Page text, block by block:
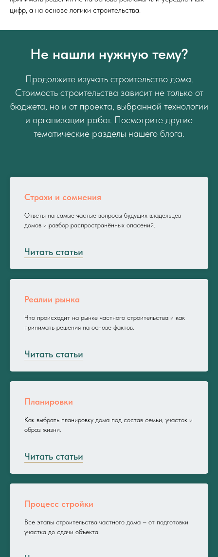
цифр, а на основе логики строительства.
Не нашли нужную тему?
Продолжите изучать строительство дома.
Стоимость строительства зависит не только от
бюджета, но и от проекта, выбранной технологии
и организации работ. Посмотрите другие
тематические разделы нашего блога.
Страхи и сомнения
Ответы на самые частые вопросы будущих владельцев
домов и разбор распространённых опасений.
Читать статьи
Реалии рынка
Что происходит на рынке частного строительства и как
принимать решения на основе фактов.
Читать статьи
Планировки
Как выбрать планировку дома под состав семьи, участок и
образ жизни.
Читать статьи
Процесс стройки
Все этапы строительства частного дома – от подготовки
участка до сдачи объекта